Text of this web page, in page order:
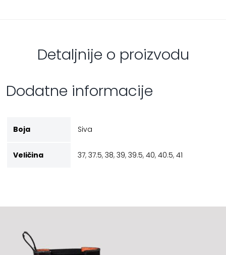
Detaljnije o proizvodu
Dodatne informacije
Boja Siva
Veličina 37, 37.5, 38, 39, 39.5, 40, 40.5, 41